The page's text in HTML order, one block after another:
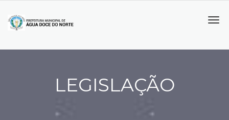
LEGISLAÇÃO